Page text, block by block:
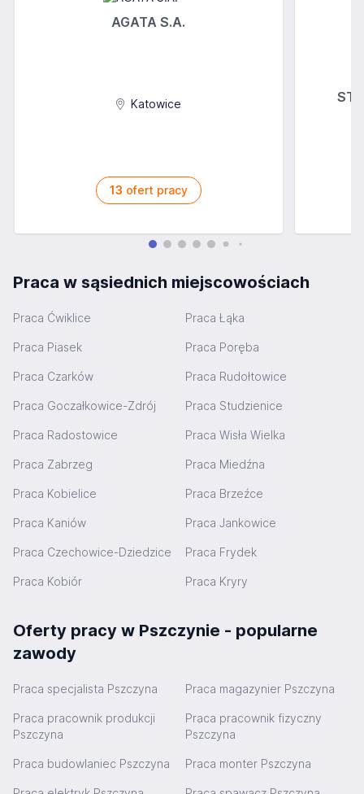
AGATA S.A.
Katowice
13 ofert pracy
Praca w sąsiednich miejscowościach
Praca Ćwiklice Praca Łąka
Praca Piasek Praca Poręba
Praca Czarków Praca Rudołtowice
Praca Goczałkowice-Zdrój Praca Studzienice
Praca Radostowice Praca Wisła Wielka
Praca Zabrzeg Praca Miedźna
Praca Kobielice Praca Brzeźce
Praca Kaniów Praca Jankowice
Praca Czechowice-Dziedzice Praca Frydek
Praca Kobiór Praca Kryry
Oferty pracy w Pszczynie - popularne
zawody
Praca specjalista Pszczyna Praca magazynier Pszczyna
Praca pracownik produkcji
Pszczyna
Praca pracownik fizyczny
Pszczyna
Praca budowlaniec Pszczyna Praca monter Pszczyna